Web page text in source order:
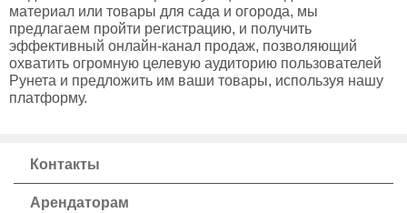
материал или товары для сада и огорода, мы
предлагаем пройти регистрацию, и получить
эффективный онлайн-канал продаж, позволяющий
охватить огромную целевую аудиторию пользователей
Рунета и предложить им ваши товары, используя нашу
платформу.
Контакты
Арендаторам